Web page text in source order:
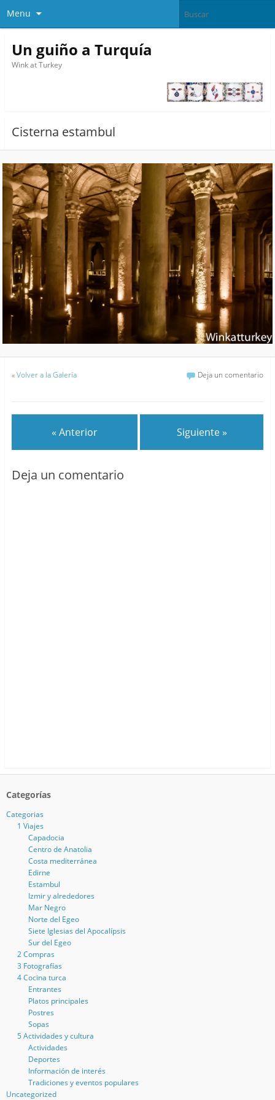
Menu
Un guiño a Turquía
Wink at Turkey
Cisterna estambul
«Volver a la Galería Deja un comentario
« Anterior Siguiente »
Deja un comentario
Categorías
Categorias
1 Viajes
Capadocia
Centro de Anatolia
Costa mediterránea
Edirne
Estambul
Izmir y alrededores
Mar Negro
Norte del Egeo
Siete Iglesias del Apocalípsis
Sur del Egeo
2 Compras
3 Fotografías
4 Cocina turca
Entrantes
Platos principales
Postres
Sopas
5 Actividades y cultura
Actividades
Deportes
Información de interés
Tradiciones y eventos populares
Uncategorized